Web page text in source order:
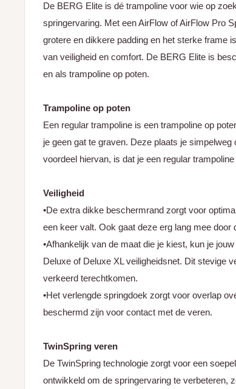
De BERG Elite is dé trampoline voor wie op
springervaring. Met een AirFlow of AirFlow Pro
grotere en dikkere padding en het sterke frame
van veiligheid en comfort. De BERG Elite is
en als trampoline op poten.
Trampoline op poten
Een regular trampoline is een trampoline op
je geen gat te graven. Deze plaats je
voordeel hiervan, is dat je een regular
Veiligheid
•De extra dikke beschermrand zorgt voor
een keer valt. Ook gaat deze erg lang mee door
•Afhankelijk van de maat die je kiest, kun je
Deluxe of Deluxe XL veiligheidsnet. Dit stevige
verkeerd terechtkomen.
•Het verlengde springdoek zorgt voor overlap
beschermd zijn voor contact met de veren.
TwinSpring veren
De TwinSpring technologie zorgt voor een
ontwikkeld om de springervaring te verbeteren,